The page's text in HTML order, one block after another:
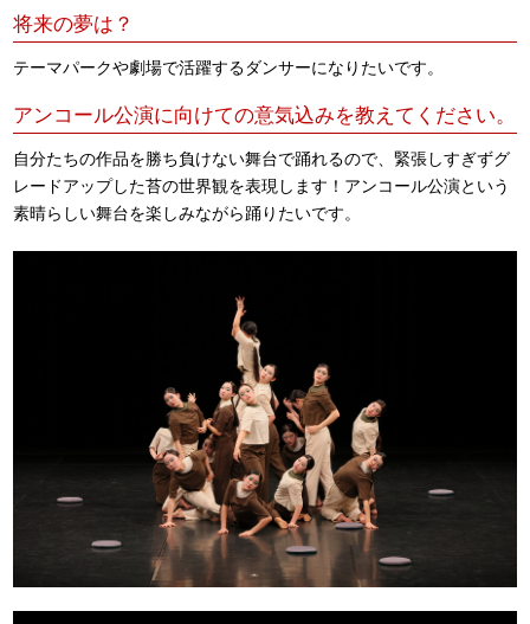
将来の夢は？
テーマパークや劇場で活躍するダンサーになりたいです。
アンコール公演に向けての意気込みを教えてください。
自分たちの作品を勝ち負けない舞台で踊れるので、緊張しすぎずグ
レードアップした苔の世界観を表現します！アンコール公演という
素晴らしい舞台を楽しみながら踊りたいです。